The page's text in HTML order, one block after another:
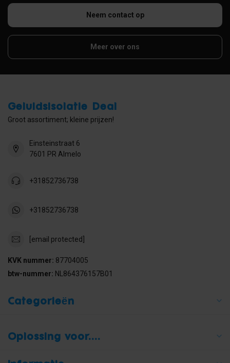
Neem contact op
Meer over ons
Geluidsisolatie Deal
Groot assortiment; kleine prijzen!
Einsteinstraat 6
7601 PR Almelo
+31852736738
+31852736738
[email protected]
KVK nummer: 87704005
btw-nummer: NL864376157B01
Categorieën
Oplossing voor....